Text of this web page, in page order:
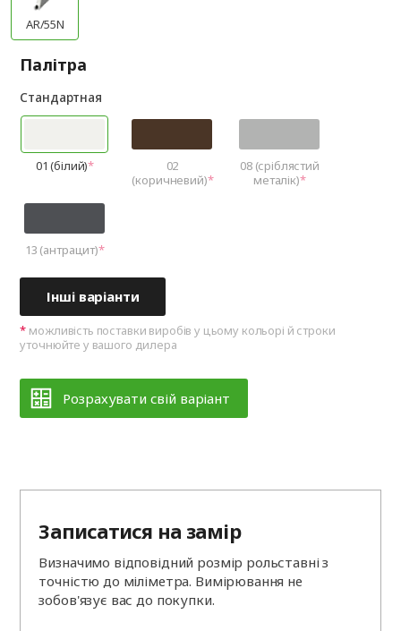
AR/55N
Палітра
Стандартная
01 (білий)
02
(коричневий)
08 (сріблястий
металік)
13 (антрацит)
Інші варіанти
можливість поставки виробів у цьому кольорі й строки
уточнюйте у вашого дилера
Розрахувати свій варіант
Записатися на замір
Визначимо відповідний розмір рольставні з
точністю до міліметра. Вимірювання не
зобов'язує вас до покупки.